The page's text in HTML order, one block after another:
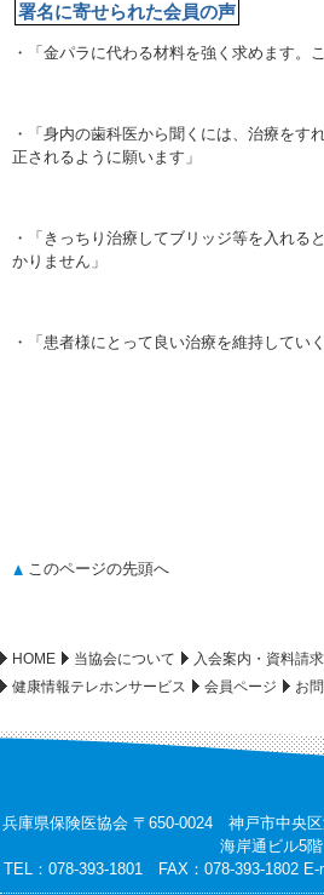
署名に寄せられた会員の声
・「金パラに代わる材料を強く求めます
・「身内の歯科医から聞くには、治療を
正されるように願います」
・「きっちり治療してブリッジ等を入れ
かりません」
・「患者様にとって良い治療を維持して
このページの先頭へ
HOME 当協会について 入会案内・資料請求
健康情報テレホンサービス
会員ページ お
兵庫県保険医協会 〒650-0024 神戸市中央
海岸通ビル5階
TEL：078-393-1801 FAX：078-393-1802 E-